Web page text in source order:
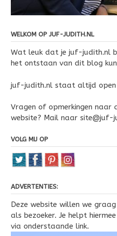
WELKOM OP JUF-JUDITH.NL
Wat leuk dat je juf-judith.nl
het ontstaan van dit blog
juf-judith.nl staat altijd open
Vragen of opmerkingen naar
website? Mail naar site@juf-
VOLG MIJ OP
ADVERTENTIES:
Deze website willen we
als bezoeker. Je helpt
via onderstaande link.